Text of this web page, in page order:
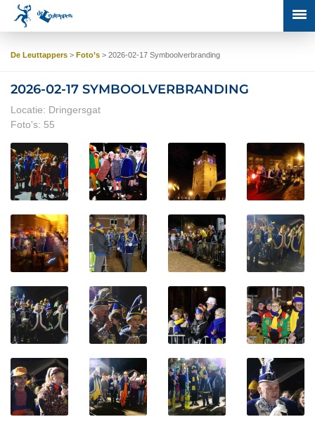
De Leuttappers > Foto’s > 2026-02-17 Symboolverbranding
2026-02-17 SYMBOOLVERBRANDING
Locatie: Dringersgat
Foto's: 55